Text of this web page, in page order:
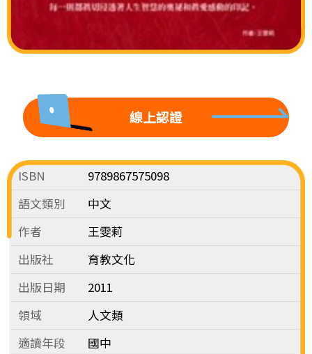
線上認證
ISBN
9789867575098
語文類別
中文
作者
王雯莉
出版社
育教文化
出版日期
2011
領域
人文類
適讀年段
國中